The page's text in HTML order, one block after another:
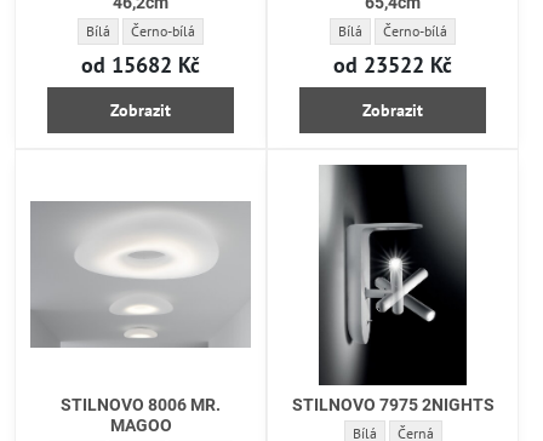
STILNOVO 8530 REFLEXIO 46,2cm - Barva:
Bílá STILNOVO 8530 REFLEXIO 46,2cm - Barva:
Černo-bílá
od 15682 Kč
Zobrazit
STILNOVO 8532 REFLEXIO
Bílá STILNOVO 8532
Černo-bílá
od 23522 Kč
Zobrazit
STILNOVO 8006 MR.
MAGOO
STILNOVO 7975 2NIGHTS
STILNOVO 7975 2NIGHTS -
Bílá STILNOVO 7975
Černá